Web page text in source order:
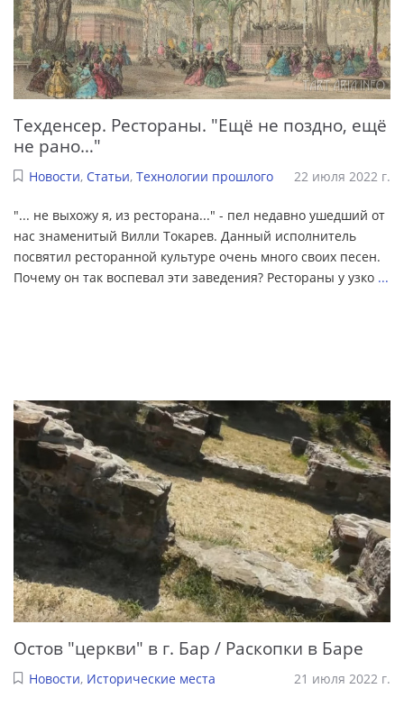
Техденсер. Рестораны. "Ещё не поздно, ещё
не рано…"
Новости, Статьи, Технологии прошлого 22 июля 2022 г.
"... не выхожу я, из ресторана..." - пел недавно ушедший от
нас знаменитый Вилли Токарев. Данный исполнитель
посвятил ресторанной культуре очень много своих песен.
Почему он так воспевал эти заведения? Рестораны у узко ...
Остов "церкви" в г. Бар / Раскопки в Баре
Новости, Исторические места 21 июля 2022 г.